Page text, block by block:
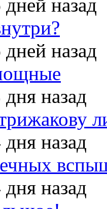
назад
назад
назад
назад
назад